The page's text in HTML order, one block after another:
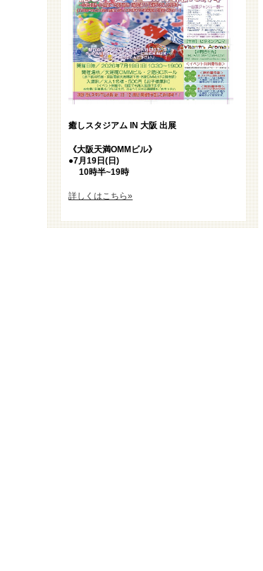
癒しスタジアム IN 大阪 出展
《大阪天満OMMビル》
●7月19日(日)
10時半~19時
詳しくはこちら»